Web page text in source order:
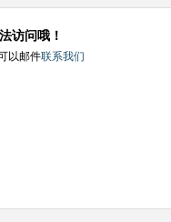
访问哦！
以邮件联系我们